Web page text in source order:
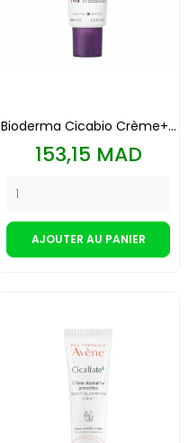
Bioderma Cicabio Crème+...
Prix
153,15 MAD
AJOUTER AU PANIER